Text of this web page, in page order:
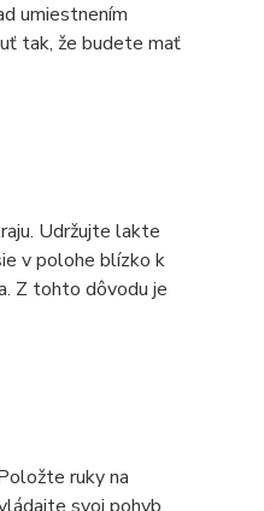
umiestnením
tak, že budete mať
Udržujte lakte
v polohe blízko k
Z tohto dôvodu je
ruky na